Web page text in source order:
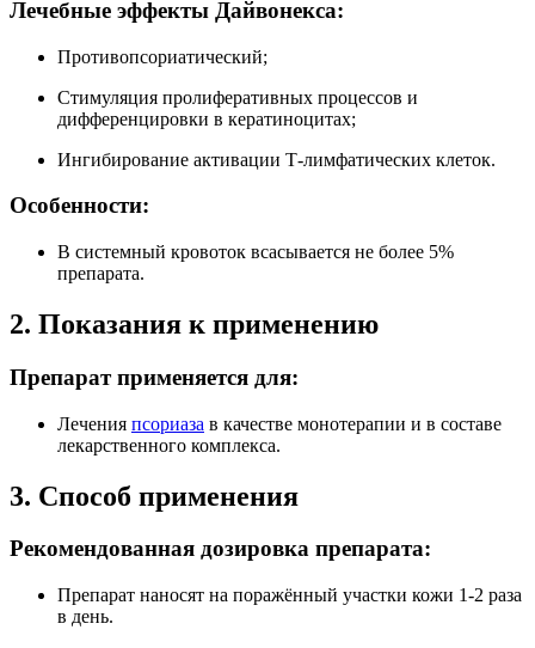
Лечебные эффекты Дайвонекса:
Противопсориатический;
Стимуляция пролиферативных процессов и
дифференцировки в кератиноцитах;
Ингибирование активации Т-лимфатических клеток.
Особенности:
В системный кровоток всасывается не более 5%
препарата.
2. Показания к применению
Препарат применяется для:
Лечения псориаза в качестве монотерапии и в составе
лекарственного комплекса.
3. Способ применения
Рекомендованная дозировка препарата:
Препарат наносят на поражённый участки кожи 1-2 раза
в день.